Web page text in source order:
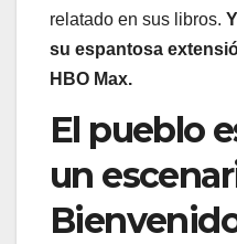
relatado en sus libros.
su espantosa
HBO Max.
El pueblo
un